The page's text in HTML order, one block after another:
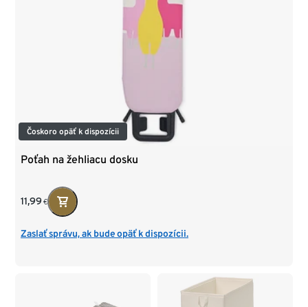
Čoskoro opäť k dispozícii
Poťah na žehliacu dosku
11,99 €
Zaslať správu, ak bude opäť k dispozícii.